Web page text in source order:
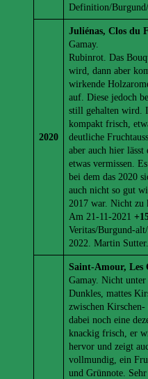
Definition/
2020
Juliénas, Clos du
Gamay.
Rubinrot. Das
wird, dann aber
wirkende
auf. Diese jedoch
still gehalten wird.
kompakt frisch,
deutliche
aber auch hier
etwas vermissen.
bei dem das 2020
auch nicht so gut
2017 war. Nicht
Am 21-11-2021
Veritas/Burgund-
2022. Martin Sutter.
Saint-Amour, Les
Gamay. Nicht unter
Dunkles, mattes
zwischen
dabei noch eine
knackig frisch, er
hervor und zeigt
vollmundig, ein
und Grünnote.